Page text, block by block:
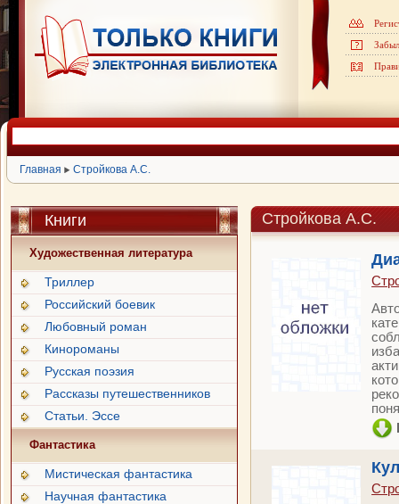
Главная Стройкова А.С.
Стройкова А.С.
Книги
Художественная литература
Триллер
Российский боевик
Любовный роман
Кинороманы
Русская поэзия
Рассказы путешественников
Статьи. Эссе
Фантастика
Мистическая фантастика
Научная фантастика